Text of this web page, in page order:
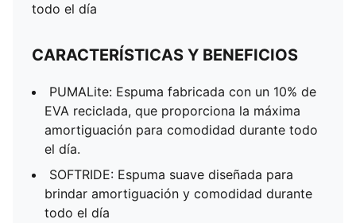
todo el día
CARACTERÍSTICAS Y BENEFICIOS
PUMALite: Espuma fabricada con un 10% de
EVA reciclada, que proporciona la máxima
amortiguación para comodidad durante todo
el día.
SOFTRIDE: Espuma suave diseñada para
brindar amortiguación y comodidad durante
todo el día